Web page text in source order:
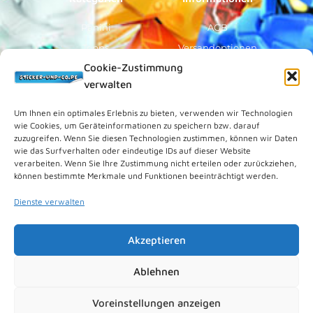
Cookie-Zustimmung
verwalten
Um Ihnen ein optimales Erlebnis zu bieten, verwenden wir Technologien
wie Cookies, um Geräteinformationen zu speichern bzw. darauf
zuzugreifen. Wenn Sie diesen Technologien zustimmen, können wir Daten
wie das Surfverhalten oder eindeutige IDs auf dieser Website
verarbeiten. Wenn Sie Ihre Zustimmung nicht erteilen oder zurückziehen,
können bestimmte Merkmale und Funktionen beeinträchtigt werden.
Dienste verwalten
Akzeptieren
Ablehnen
Voreinstellungen anzeigen
Panini
Topps
Blue Ocean
Sammelfiguren
Vorverkauf
AGB
Versandoptionen
Zahlungsoptionen
Über Uns
Rechtliches
Kundenkonto
Datenschutz
Cookies (EU)
Vertrag widerrufen